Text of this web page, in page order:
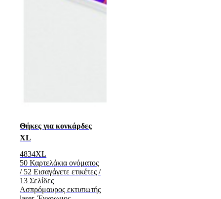
Θήκες για κονκάρδες
XL
4834XL
50 Καρτελάκια ονόματος
/ 52 Εισαγάγετε ετικέτες /
13 Σελίδες
Ασπρόμαυρος εκτυπωτής